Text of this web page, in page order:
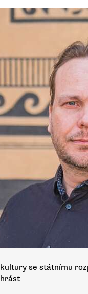
se státnímu